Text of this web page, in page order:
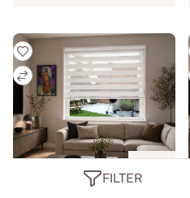
FILTER86.00